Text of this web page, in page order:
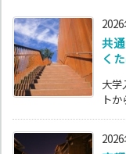
共
く
大学
ト